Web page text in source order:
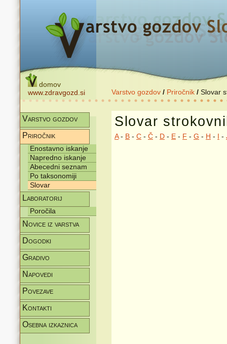
domov
www.zdravgozd.si
Varstvo gozdov / Priročnik / Slovar
Varstvo gozdov
Priročnik
Enostavno iskanje
Napredno iskanje
Abecedni seznam
Po taksonomiji
Slovar
Laboratorij
Poročila
Novice iz varstva
Dogodki
Gradivo
Napovedi
Povezave
Kontakti
Osebna izkaznica
Slovar
A- B - C - Č - D - E - F - G - H - -